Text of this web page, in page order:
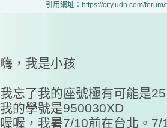
引用網址：https://city.udn.com/
嗨，我是小孩
我忘了我的座號極有可能是
我的學號是950030XD
喔喔，我暑7/10前在台北。